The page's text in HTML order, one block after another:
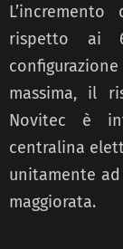
rispetto ai
massima, il
Novitec è
centralina
unitamente
maggiorata.